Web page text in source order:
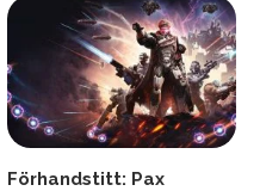
Förhandstitt: Pax